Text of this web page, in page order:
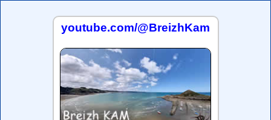
youtube.com/@BreizhKam